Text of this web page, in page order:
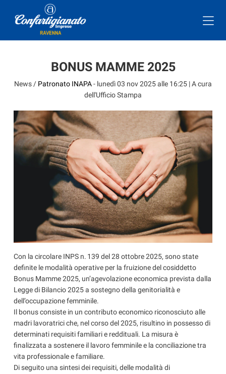
BONUS MAMME 2025
News / Patronato INAPA- lunedì 03 nov 2025 alle 16:25 | A cura
dell'Ufficio Stampa
Con la circolare INPS n. 139 del 28 ottobre 2025, sono state
definite le modalità operative per la fruizione del cosiddetto
Bonus Mamme 2025, un’agevolazione economica prevista dalla
Legge di Bilancio 2025 a sostegno della genitorialità e
dell’occupazione femminile.
Il bonus consiste in un contributo economico riconosciuto alle
madri lavoratrici che, nel corso del 2025, risultino in possesso di
determinati requisiti familiari e reddituali. La misura è
finalizzata a sostenere il lavoro femminile e la conciliazione tra
vita professionale e familiare.
Di seguito una sintesi dei requisiti, delle modalità di